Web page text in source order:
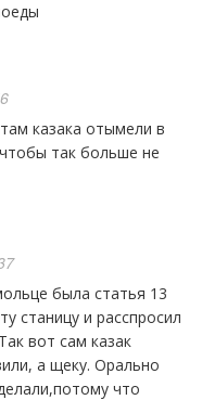
так больше не
станицу и расспросил
вот сам казак
а щеку. Орально
что